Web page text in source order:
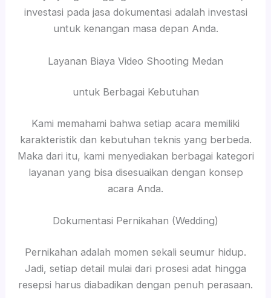
investasi pada jasa dokumentasi adalah investasi
untuk kenangan masa depan Anda.
Layanan Biaya Video Shooting Medan
untuk Berbagai Kebutuhan
Kami memahami bahwa setiap acara memiliki
karakteristik dan kebutuhan teknis yang berbeda.
Maka dari itu, kami menyediakan berbagai kategori
layanan yang bisa disesuaikan dengan konsep
acara Anda.
Dokumentasi Pernikahan (Wedding)
Pernikahan adalah momen sekali seumur hidup.
Jadi, setiap detail mulai dari prosesi adat hingga
resepsi harus diabadikan dengan penuh perasaan.